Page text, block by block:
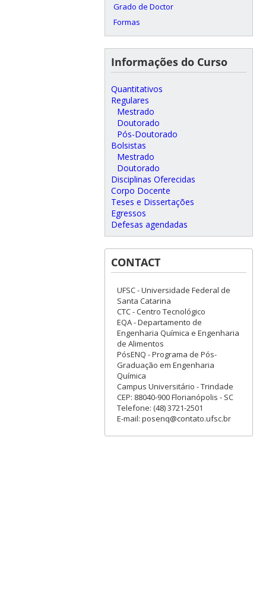
Grado de Doctor
Formas
Informações do Curso
Quantitativos
Regulares
Mestrado
Doutorado
Pós-Doutorado
Bolsistas
Mestrado
Doutorado
Disciplinas Oferecidas
Corpo Docente
Teses e Dissertações
Egressos
Defesas agendadas
CONTACT
UFSC - Universidade Federal de
Santa Catarina
CTC - Centro Tecnológico
EQA - Departamento de
Engenharia Química e Engenharia
de Alimentos
PósENQ - Programa de Pós-
Graduação em Engenharia
Química
Campus Universitário - Trindade
CEP: 88040-900 Florianópolis - SC
Telefone: (48) 3721-2501
E-mail: posenq@contato.ufsc.br